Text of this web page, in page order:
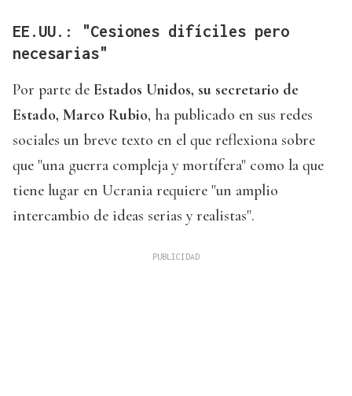
EE.UU.: "Cesiones difíciles pero
necesarias"
Por parte de Estados Unidos, su secretario de
Estado, Marco Rubio, ha publicado en sus redes
sociales un breve texto en el que reflexiona sobre
que "una guerra compleja y mortífera" como la que
tiene lugar en Ucrania requiere "un amplio
intercambio de ideas serias y realistas".